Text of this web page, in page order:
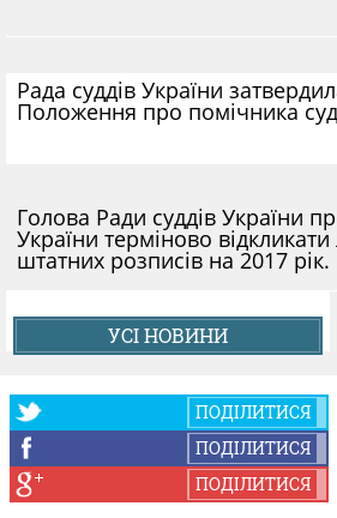
Рада суддів України
Положення про помічника
Голова Ради суддів України
України терміново
штатних розписів на 2017 рік.
УСІ НОВИНИ
ПОДІЛИТИСЯ
ПОДІЛИТИСЯ
ПОДІЛИТИСЯ